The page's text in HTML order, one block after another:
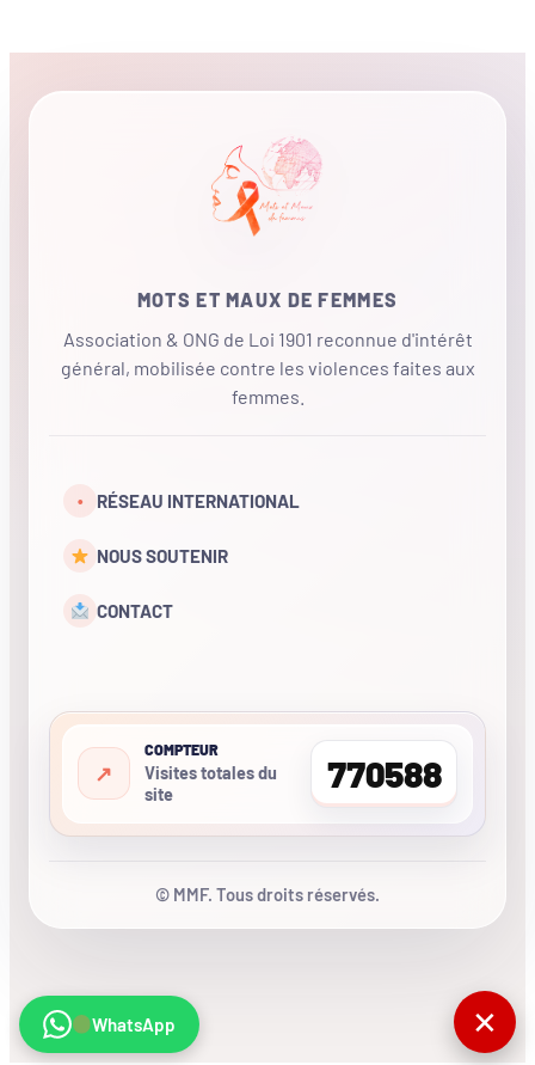
MOTS ET MAUX DE FEMMES
Association & ONG de Loi 1901 reconnue d'intérêt
général, mobilisée contre les violences faites aux
femmes.
• RÉSEAU INTERNATIONAL
NOUS SOUTENIR
CONTACT
COMPTEUR
Visites totales du
site
770588
© MMF. Tous droits réservés.
WhatsApp ✕